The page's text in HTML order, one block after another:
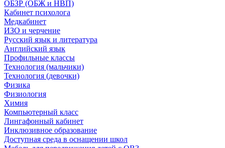
ОБЗР (ОБЖ и НВП)
Кабинет психолога
Медкабинет
ИЗО и черчение
Русский язык и литература
Английский язык
Профильные классы
Технология (мальчики)
Технология (девочки)
Физика
Физиология
Химия
Компьютерный класс
Лингафонный кабинет
Инклюзивное образование
Доступная среда в оснащении школ